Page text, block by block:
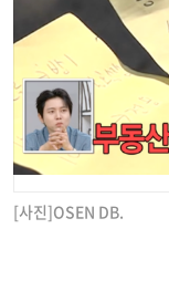
[사진]OSEN DB.